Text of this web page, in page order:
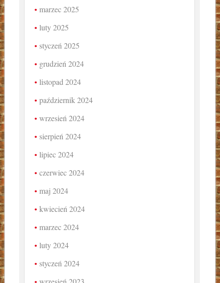
marzec 2025
luty 2025
styczeń 2025
grudzień 2024
listopad 2024
październik 2024
wrzesień 2024
sierpień 2024
lipiec 2024
czerwiec 2024
maj 2024
kwiecień 2024
marzec 2024
luty 2024
styczeń 2024